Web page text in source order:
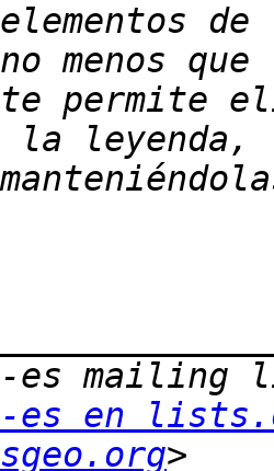
de
permite
es en